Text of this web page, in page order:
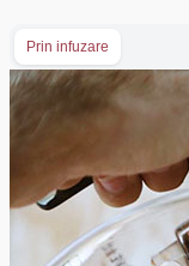
Prin infuzare